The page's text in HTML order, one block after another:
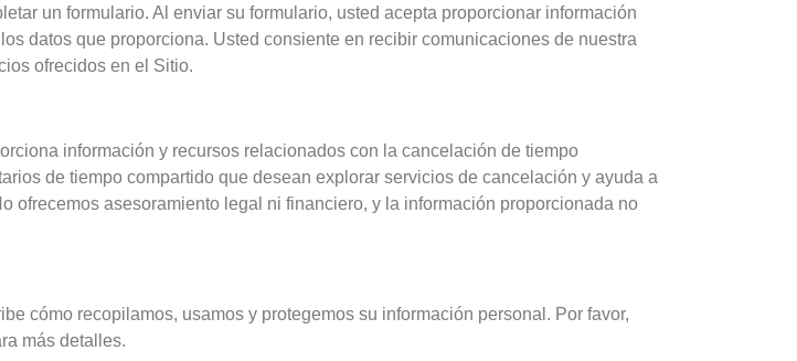
un formulario. Al enviar su formulario, usted acepta proporcionar información
datos que proporciona. Usted consiente en recibir comunicaciones de nuestra
ofrecidos en el Sitio.
información y recursos relacionados con la cancelación de tiempo
de tiempo compartido que desean explorar servicios de cancelación y ayuda a
ofrecemos asesoramiento legal ni financiero, y la información proporcionada no
cómo recopilamos, usamos y protegemos su información personal. Por favor,
más detalles.